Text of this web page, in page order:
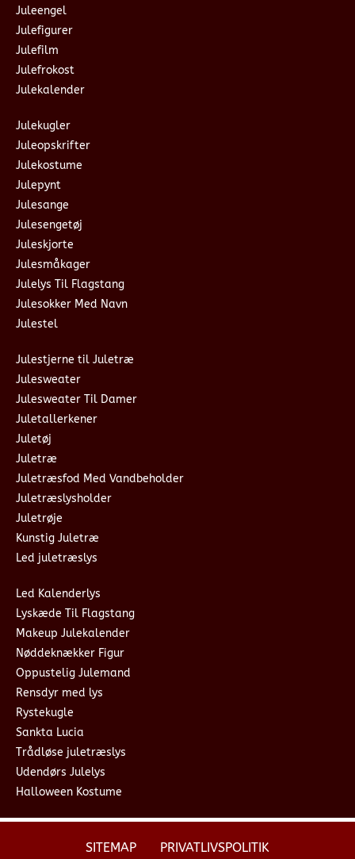
Juleengel
Julefigurer
Julefilm
Julefrokost
Julekalender
Julekugler
Juleopskrifter
Julekostume
Julepynt
Julesange
Julesengetøj
Juleskjorte
Julesmåkager
Julelys Til Flagstang
Julesokker Med Navn
Julestel
Julestjerne til Juletræ
Julesweater
Julesweater Til Damer
Juletallerkener
Juletøj
Juletræ
Juletræsfod Med Vandbeholder
Juletræslysholder
Juletrøje
Kunstig Juletræ
Led juletræslys
Led Kalenderlys
Lyskæde Til Flagstang
Makeup Julekalender
Nøddeknækker Figur
Oppustelig Julemand
Rensdyr med lys
Rystekugle
Sankta Lucia
Trådløse juletræslys
Udendørs Julelys
Halloween Kostume
SITEMAP PRIVATLIVSPOLITIK